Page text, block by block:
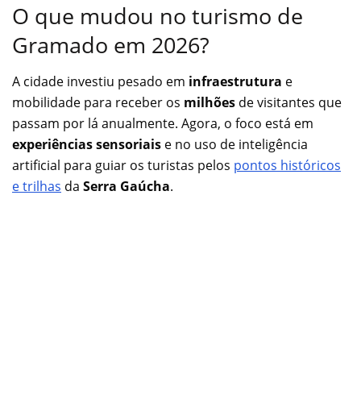
O que mudou no turismo de
Gramado em 2026?
A cidade investiu pesado em infraestrutura e
mobilidade para receber os milhões de visitantes que
passam por lá anualmente. Agora, o foco está em
experiências sensoriais e no uso de inteligência
artificial para guiar os turistas pelos pontos históricos
e trilhas da Serra Gaúcha.